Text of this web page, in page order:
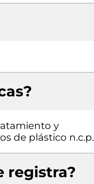
y
de plástico n.c.p.
registra?